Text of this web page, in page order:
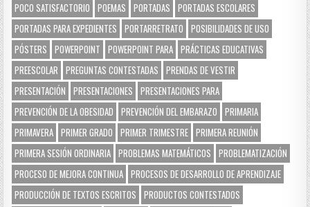
POCO SATISFACTORIO
POEMAS PORTADAS
PORTADAS ESCOLARES
PORTADAS PARA EXPEDIENTES
PORTARRETRATO
POSIBILIDADES DE USO
PÓSTERS
POWERPOINT POWERPOINT PARA PRÁCTICAS EDUCATIVAS
PREESCOLAR
PREGUNTAS CONTESTADAS
PRENDAS DE VESTIR
PRESENTACIÓN
PRESENTACIONES
PRESENTACIONES PARA
PREVENCIÓN DE LA OBESIDAD
PREVENCIÓN DEL EMBARAZO
PRIMARIA
PRIMAVERA PRIMER GRADO PRIMER TRIMESTRE PRIMERA REUNIÓN
PRIMERA SESIÓN ORDINARIA PROBLEMAS MATEMÁTICOS
PROBLEMATIZACIÓN
PROCESO DE MEJORA CONTINUA PROCESOS DE DESARROLLO DE APRENDIZAJE
PRODUCCIÓN DE TEXTOS ESCRITOS
PRODUCTOS CONTESTADOS